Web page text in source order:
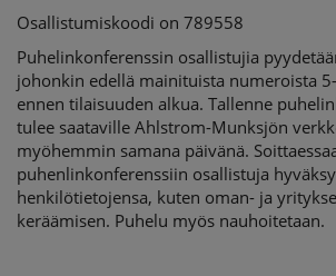
Osallistumiskoodi on 789558
Puhelinkonferenssin osallistujia
johonkin edellä mainituista numeroista
ennen tilaisuuden alkua. Tallenne
tulee saataville Ahlstrom-Munksjön
myöhemmin samana päivänä.
puhenlinkonferenssiin osallistuja
henkilötietojensa, kuten oman- ja
keräämisen. Puhelu myös nauhoitetaan.